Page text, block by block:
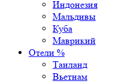
Индонезия
Мальдивы
Куба
Маврикий
Отели %
Таиланд
Вьетнам